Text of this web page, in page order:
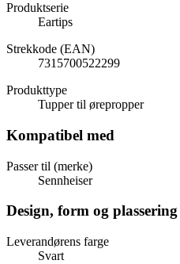
Produktserie
Eartips
Strekkode (EAN)
7315700522299
Produkttype
Tupper til ørepropper
Kompatibel med
Passer til (merke)
Sennheiser
Design, form og plassering
Leverandørens farge
Svart